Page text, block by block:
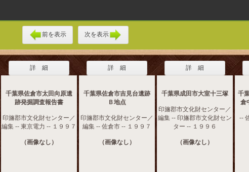
前を表示 次を表示
詳 細
千葉県佐倉市太田向原遺
跡発掘調査報告書
印旛郡市文化財センター／
編集 -- 東京電力 -- １９９７
（画像なし）
詳 細
千葉県佐倉市吉見台遺跡
Ｂ地点
印旛郡市文化財センター／
編集 -- 佐倉市 -- １９９７
（画像なし）
詳 細
千葉県成田市大室十三塚
印旛郡市文化財センター／
編集 -- 印旛郡市文化財セン
ター -- １９９６
（画像なし）
千
倉
--